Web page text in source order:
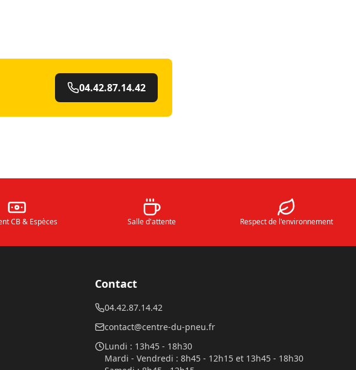
04.42.87.14.42
CB & Espèces Salle d'attente Respect de l'environnement
Contact
04.42.87.14.42
contact@centre-du-pneu.fr
Lundi : 13h45 - 18h30
Mardi - Vendredi : 8h45 - 12h15 et 13h45 - 18h30